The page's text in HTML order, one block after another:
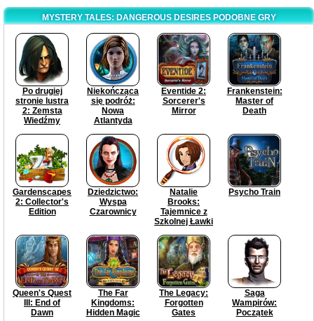
MYSTERY TALES: DANGEROUS DESIRES PODOBNE GRY
Po drugiej
stronie lustra
2: Zemsta
Wiedźmy
Niekończąca
się podróż:
Nowa
Atlantyda
Eventide 2:
Sorcerer's
Mirror
Frankenstein:
Master of
Death
Gardenscapes
2: Collector's
Edition
Dziedzictwo:
Wyspa
Czarownicy
Natalie
Brooks:
Tajemnice z
Szkolnej Ławki
Psycho Train
Queen's Quest
III: End of
Dawn
The Far
Kingdoms:
Hidden Magic
The Legacy:
Forgotten
Gates
Saga
Wampirów:
Początek